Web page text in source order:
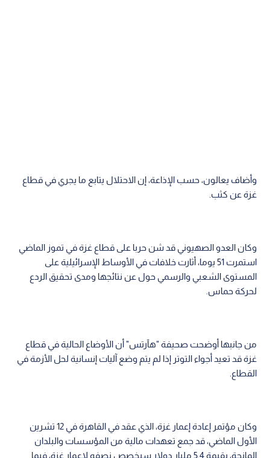
وأضاف يعالون، حسب الإذاعة، إن الاحتلال يتابع ما يجري في قطاع
غزة عن كثب.
وكان العدو الصهيوني قد شن حربا على قطاع غزة في تموز الماضي
استمرت 51 يوما، أثارت خلافات في الأوساط الإسرائيلية على
المستوى الشعبي والرسمي حول عن نتائجها ومدى تحقيق الردع
لحركة حماس.
من جانبها أوضحت صحيفة "هآرتس" أن الأوضاع الحالية في قطاع
غزة قد تعيد أجواء التوتر إذا لم يتم وضع آليات إنسانية لحل الأزمة في
القطاع.
وكان مؤتمر إعادة إعمار غزة، الذي عقد في القاهرة في 12 تشرين
الأول الماضي، قد جمع تعهدات مالية من المؤسسات والبلدان
المانحة، بقيمة 5.4 مليار دولار سيخصص نصفه لإعمار غزة، فيما